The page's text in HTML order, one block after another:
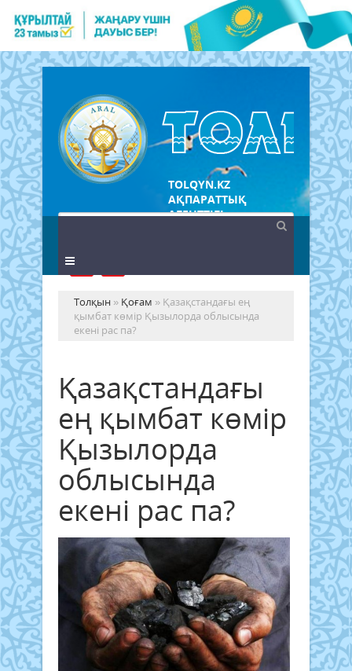
TOLQYN.KZ
АҚПАРАТТЫҚ
АГЕНТТІГІ
Толқын » Қоғам » Қазақстандағы ең
қымбат көмір Қызылорда облысында
екені рас па?
Қазақстандағы
ең қымбат көмір
Қызылорда
облысында
екені рас па?